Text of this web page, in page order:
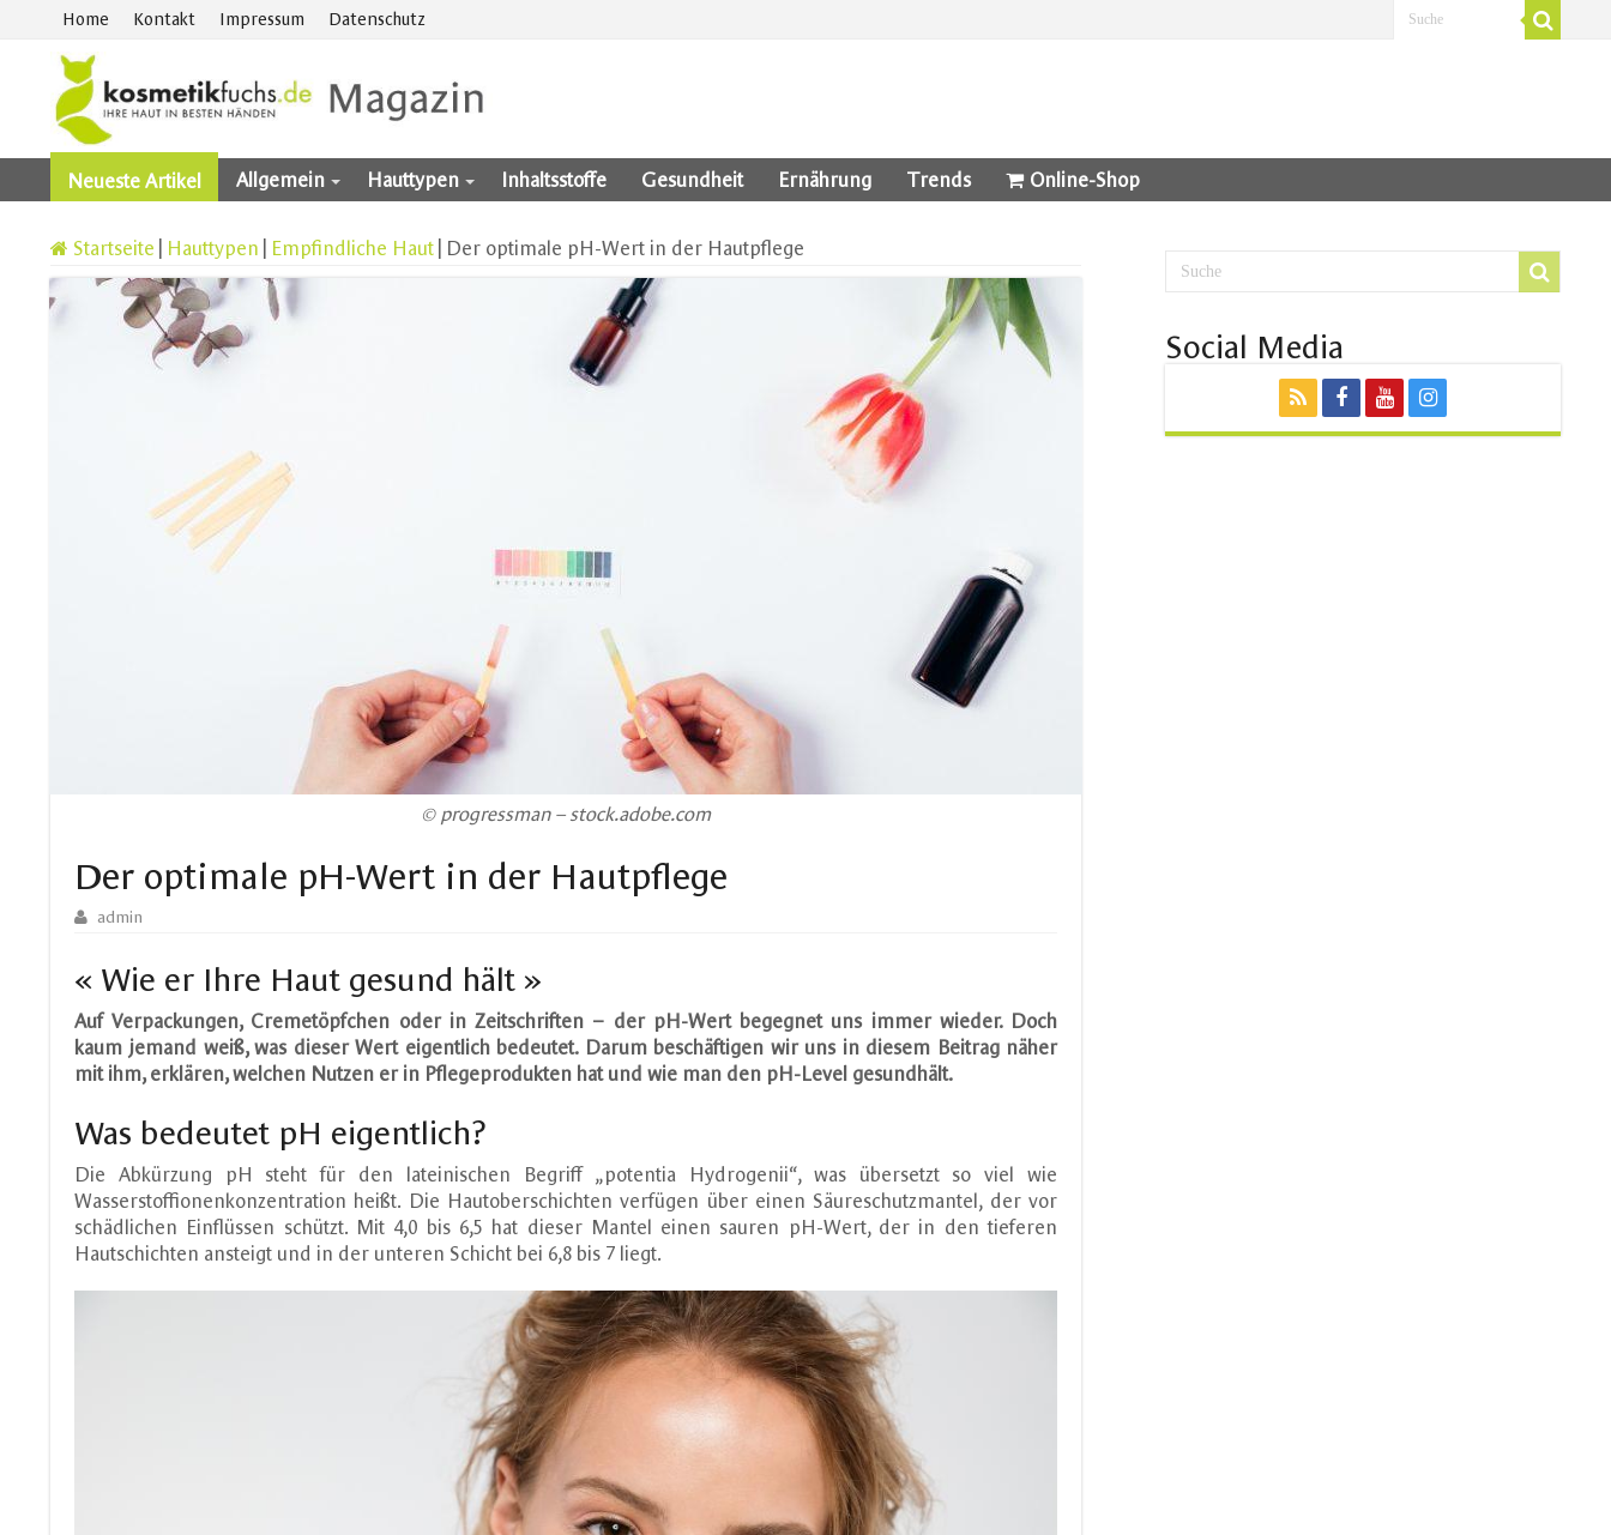
Home Kontakt Impressum Datenschutz
Neueste Artikel Allgemein Hauttypen Inhaltsstoffe Gesundheit Ernährung Trends Online-Shop
Startseite Hauttypen Empfindliche Haut Der optimale pH-Wert in der Hautpflege
© progressman – stock.adobe.com
Der optimale pH-Wert in der Hautpflege
admin
« Wie er Ihre Haut gesund hält »
Auf Verpackungen, Cremetöpfchen oder in Zeitschriften – der pH-Wert begegnet uns immer wieder. Doch
kaum jemand weiß, was dieser Wert eigentlich bedeutet. Darum beschäftigen wir uns in diesem Beitrag näher
mit ihm, erklären, welchen Nutzen er in Pflegeprodukten hat und wie man den pH-Level gesundhält.
Was bedeutet pH eigentlich?
Die Abkürzung pH steht für den lateinischen Begriff „potentia Hydrogenii“, was übersetzt so viel wie
Wasserstoffionenkonzentration heißt. Die Hautoberschichten verfügen über einen Säureschutzmantel, der vor
schädlichen Einflüssen schützt. Mit 4,0 bis 6,5 hat dieser Mantel einen sauren pH-Wert, der in den tieferen
Hautschichten ansteigt und in der unteren Schicht bei 6,8 bis 7 liegt.
Social Media